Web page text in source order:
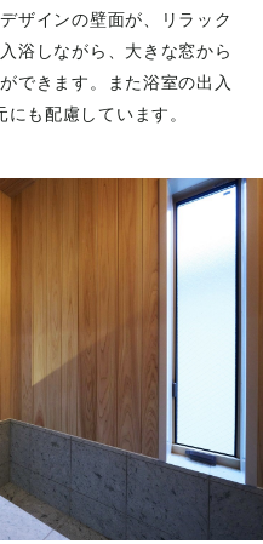
ザインの壁面が、リラック
浴しながら、大きな窓から
できます。また浴室の出入
も配慮しています。